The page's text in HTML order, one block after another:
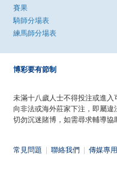
賽果
騎師分場表
練馬師分場表
博彩要有節制
未滿十八歲人士不得投注或進入
向非法或海外莊家下注，即屬違
切勿沉迷賭博，如需尋求輔導協
常見問題 聯絡我們 傳媒專